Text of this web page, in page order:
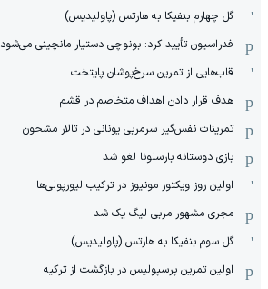
گل چهارم بنفیکا به هارتس (پاولیدیس)
فدراسیون تأیید کرد: بونوچی دستیار مانچینی می‌شود
قاب‌هایی از تمرین سرخ‌پوشان پایتخت
هدف قرار دادن اهداف متخاصم در قشم
‏تمرینات نفس‌گیر سرمربی یونانی در تالار مشحون
بازی دوستانه بارسلونا لغو شد
اولین روز ویکتور مونیوز در ترکیب لیورپولی‌ها
مجری مشهور مربی لیگ یک شد
گل سوم بنفیکا به هارتس (پاولیدیس)
اولین تمرین پرسپولیس در بازگشت از ترکیه